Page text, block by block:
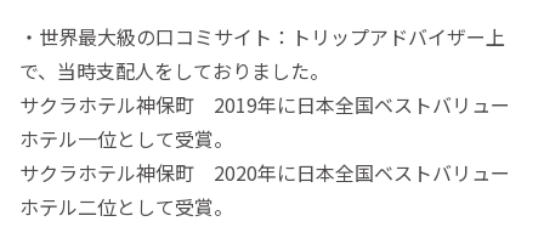
・世界最大級の口コミサイト：トリップアドバイザー上
で、当時支配人をしておりました。
サクラホテル神保町 2019年に日本全国ベストバリュー
ホテル一位として受賞。
サクラホテル神保町 2020年に日本全国ベストバリュー
ホテル二位として受賞。